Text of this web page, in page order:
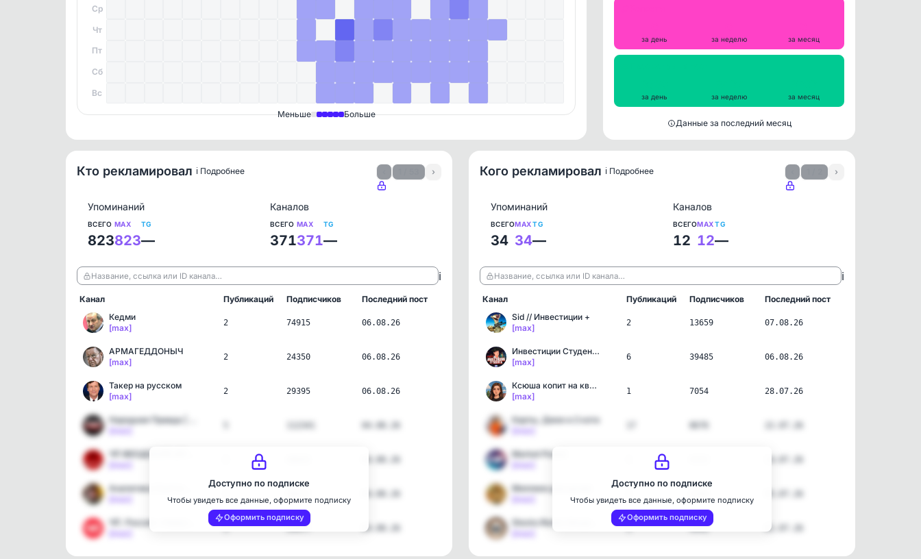
Ср
Чт
Пт
Сб
Вс
Меньше Больше
за день за неделю за месяц
за день за неделю за месяц
Данные за последний месяц
Кто рекламировал ℹ️ Подробнее ›
Упоминаний
ВСЕГО
823
MAX
823
TG
—
Каналов
ВСЕГО
371
MAX
371
TG
—
Название, ссылка или ID канала… ℹ️
Канал Публикаций Подписчиков
Последний пост
Кедми
[max]
2 74915 06.08.26
АРМАГЕДДОНЫЧ
[max]
2 24350 06.08.26
Такер на русском
[max]
2 29395 06.08.26
1 54477 04.08.26
Доступно по подписке
Чтобы увидеть все данные, оформите подписку
Оформить подписку
Кого рекламировал ℹ️ Подробнее ›
Упоминаний
ВСЕГО
34
MAX
34
TG
—
Каналов
ВСЕГО
12
MAX
12
TG
—
Название, ссылка или ID канала… ℹ️
Канал Публикаций Подписчиков
Последний пост
Sid // Инвестиции +
[max]
2 13659 07.08.26
Инвестиции Студента
[max]
6 39485 06.08.26
Ксюша копит на квартиру
[max]
1 7054 28.07.26
Карты, Джен и 2 кота
Market Power
Миллион для дочек
1 4942 01.07.26
Доступно по подписке
Чтобы увидеть все данные, оформите подписку
Оформить подписку